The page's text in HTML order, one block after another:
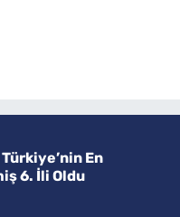
En
6. İli Oldu